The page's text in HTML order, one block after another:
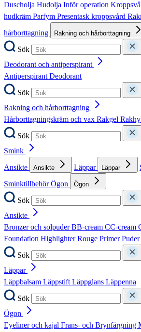
Duscholja Hudolja Inför operation
hudkräm Parfym Presentask kroppsvård
hårborttagning
Rakning och hårborttagning
Sök
Deodorant och antiperspirant
AntiperspirantDeodorant
Sök
Rakning och hårborttagning
Hårborttagningskräm och vax Rakgel
Sök
Smink
Ansikte
Ansikte Läppar Läppar
SminktillbehörÖgon Ögon
Sök
Ansikte
Bronzer och solpuderBB-cream CC-cream
Foundation HighlighterRouge PrimerPuder
Sök
Läppar
Läppbalsam LäppstiftLäppglans Läppenna
Sök
Ögon
Eyeliner och kajal Frans- och Brynfärgning